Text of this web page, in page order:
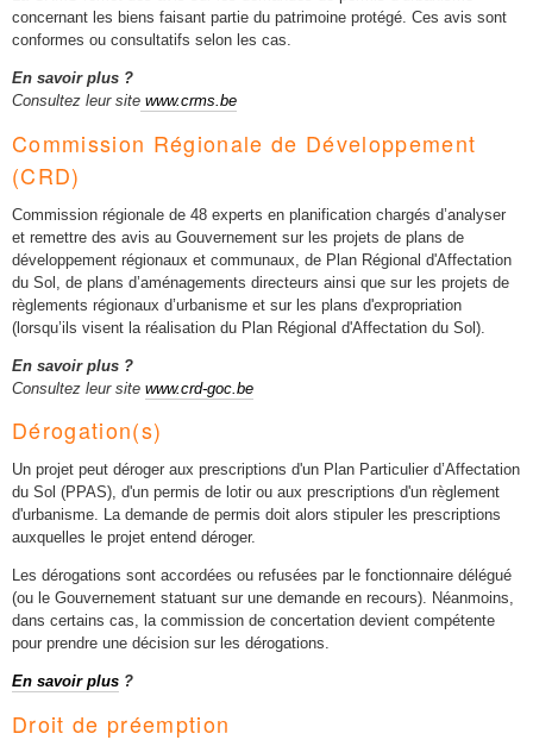
concernant les biens faisant partie du patrimoine protégé. Ces avis sont
conformes ou consultatifs selon les cas.
En savoir plus ?
Consultez leur site www.crms.be
Commission Régionale de Développement
(CRD)
Commission régionale de 48 experts en planification chargés d’analyser
et remettre des avis au Gouvernement sur les projets de plans de
développement régionaux et communaux, de Plan Régional d'Affectation
du Sol, de plans d’aménagements directeurs ainsi que sur les projets de
règlements régionaux d’urbanisme et sur les plans d'expropriation
(lorsqu’ils visent la réalisation du Plan Régional d'Affectation du Sol).
En savoir plus ?
Consultez leur site www.crd-goc.be
Dérogation(s)
Un projet peut déroger aux prescriptions d'un Plan Particulier d’Affectation
du Sol (PPAS), d'un permis de lotir ou aux prescriptions d'un règlement
d'urbanisme. La demande de permis doit alors stipuler les prescriptions
auxquelles le projet entend déroger.
Les dérogations sont accordées ou refusées par le fonctionnaire délégué
(ou le Gouvernement statuant sur une demande en recours). Néanmoins,
dans certains cas, la commission de concertation devient compétente
pour prendre une décision sur les dérogations.
En savoir plus ?
Droit de préemption